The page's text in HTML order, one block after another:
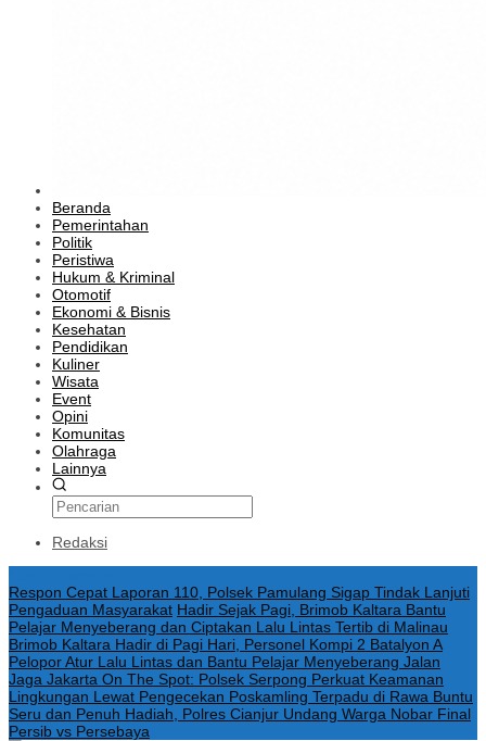
Beranda
Pemerintahan
Politik
Peristiwa
Hukum & Kriminal
Otomotif
Ekonomi & Bisnis
Kesehatan
Pendidikan
Kuliner
Wisata
Event
Opini
Komunitas
Olahraga
Lainnya
Redaksi
Respon Cepat Laporan 110, Polsek Pamulang Sigap Tindak Lanjuti
Pengaduan Masyarakat Hadir Sejak Pagi, Brimob Kaltara Bantu
Pelajar Menyeberang dan Ciptakan Lalu Lintas Tertib di Malinau
Brimob Kaltara Hadir di Pagi Hari, Personel Kompi 2 Batalyon A
Pelopor Atur Lalu Lintas dan Bantu Pelajar Menyeberang Jalan
Jaga Jakarta On The Spot: Polsek Serpong Perkuat Keamanan
Lingkungan Lewat Pengecekan Poskamling Terpadu di Rawa Buntu
Seru dan Penuh Hadiah, Polres Cianjur Undang Warga Nobar Final
Persib vs Persebaya